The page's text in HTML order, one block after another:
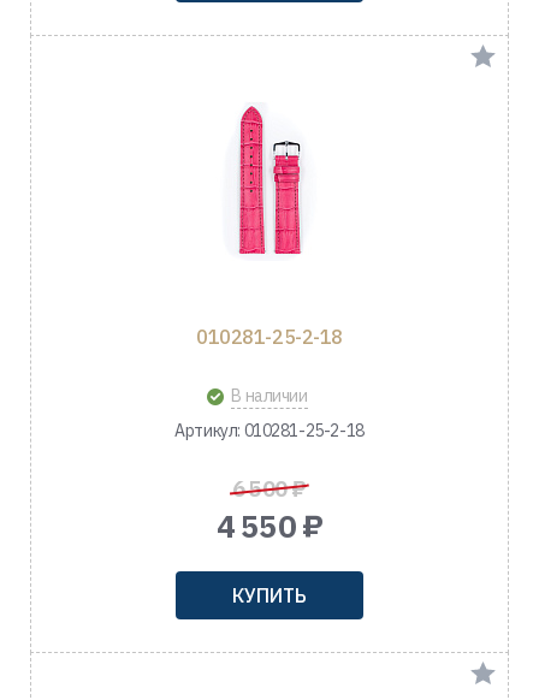
010281-25-2-18
В наличии
Артикул: 010281-25-2-18
6 500 ₽
4 550 ₽
КУПИТЬ